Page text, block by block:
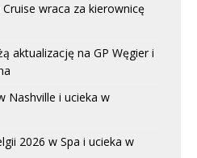
wraca za kierownicę
aktualizację na GP Węgier i
Nashville i ucieka w
2026 w Spa i ucieka w